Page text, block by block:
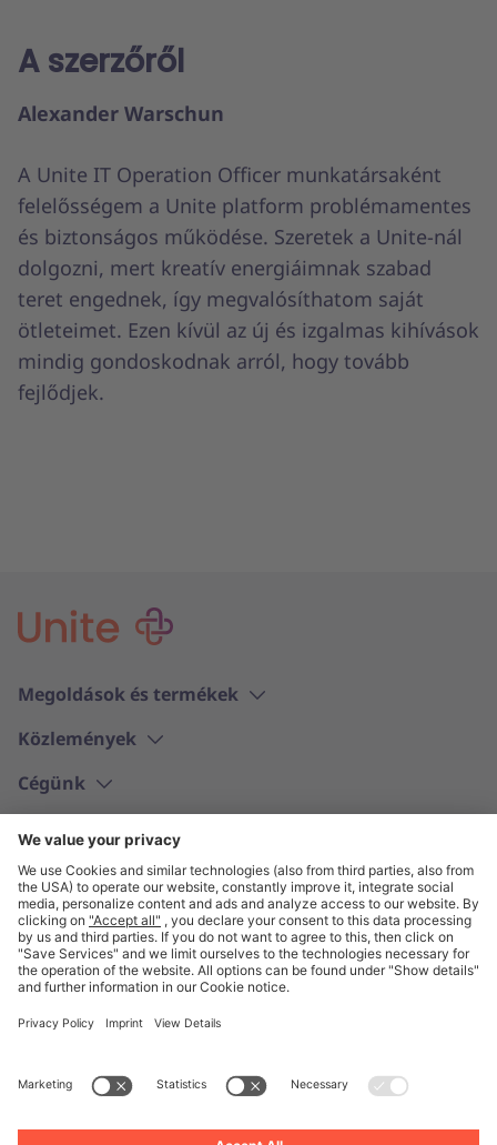
A szerzőről
Alexander Warschun
A Unite IT Operation Officer munkatársaként
felelősségem a Unite platform problémamentes
és biztonságos működése. Szeretek a Unite-nál
dolgozni, mert kreatív energiáimnak szabad
teret engednek, így megvalósíthatom saját
ötleteimet. Ezen kívül az új és izgalmas kihívások
mindig gondoskodnak arról, hogy tovább
fejlődjek.
Megoldások és termékek
Közlemények
Cégünk
Magyar